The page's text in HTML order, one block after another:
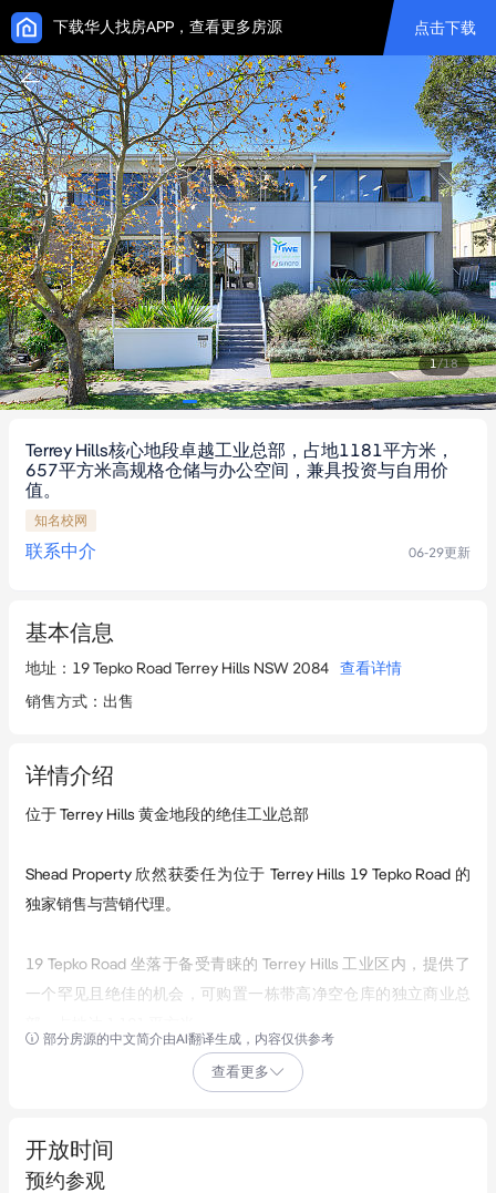
下载华人找房APP，查看更多房源 点击下载
1/18
Terrey Hills核心地段卓越工业总部，占地1181平方米，
657平方米高规格仓储与办公空间，兼具投资与自用价
值。
知名校网
联系中介 06-29更新
基本信息
地址 ： 19 Tepko Road Terrey Hills NSW 2084
查看详情
销售方式 ： 出售
详情介绍
位于 Terrey Hills 黄金地段的绝佳工业总部
Shead Property 欣然获委任为位于 Terrey Hills 19 Tepko Road 的
独家销售与营销代理。
19 Tepko Road 坐落于备受青睐的 Terrey Hills 工业区内，提供了
一个罕见且绝佳的机会，可购置一栋带高净空仓库的独立商业总
该物业采用高品质砖混结构，包括一栋商业办公楼与后方无柱高
较高一侧，享有极佳的临街展示面、出色的功能性和卓越的运营
灵活性。
部分房源的中文简介由AI翻译生成，内容仅供参考
查看更多
开放时间
预约参观